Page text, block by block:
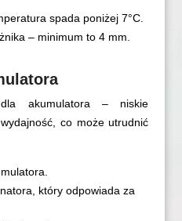
spada poniżej 7°C.
– minimum to 4 mm.
akumulatora – niskie
co może utrudnić
który odpowiada za